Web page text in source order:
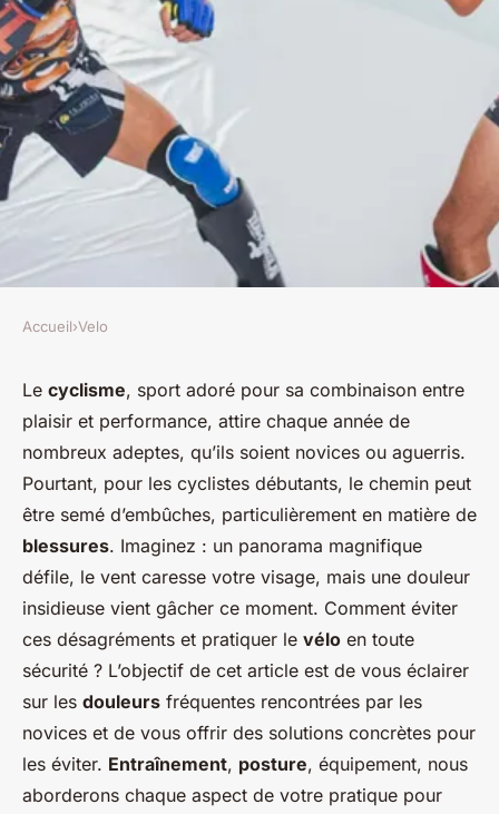
Comment éviter les blessures
courantes chez les cyclistes
débutants ?
Sacha•20 décembre 2024 •5 min de lecture
Accueil›Velo
Le cyclisme, sport adoré pour sa combinaison entre
plaisir et performance, attire chaque année de
nombreux adeptes, qu’ils soient novices ou aguerris.
Pourtant, pour les cyclistes débutants, le chemin peut
être semé d’embûches, particulièrement en matière de
blessures. Imaginez : un panorama magnifique
défile, le vent caresse votre visage, mais une douleur
insidieuse vient gâcher ce moment. Comment éviter
ces désagréments et pratiquer le vélo en toute
sécurité ? L’objectif de cet article est de vous éclairer
sur les douleurs fréquentes rencontrées par les
novices et de vous offrir des solutions concrètes pour
les éviter. Entraînement, posture, équipement, nous
aborderons chaque aspect de votre pratique pour